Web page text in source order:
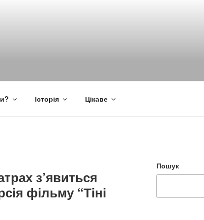
Історія Цікаве
з’явиться
фільму “Тіні
Пошук